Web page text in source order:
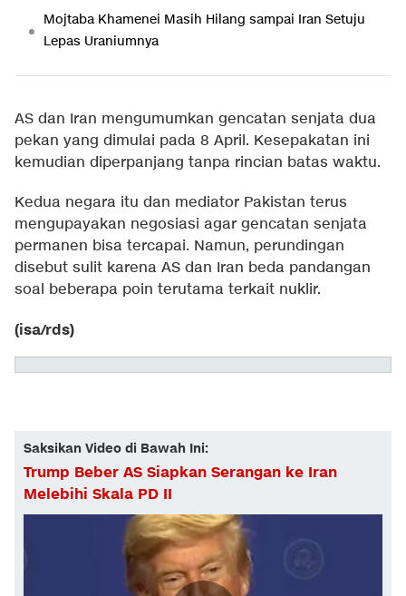
Mojtaba Khamenei Masih Hilang sampai Iran Setuju
Lepas Uraniumnya
AS dan Iran mengumumkan gencatan senjata dua
pekan yang dimulai pada 8 April. Kesepakatan ini
kemudian diperpanjang tanpa rincian batas waktu.
Kedua negara itu dan mediator Pakistan terus
mengupayakan negosiasi agar gencatan senjata
permanen bisa tercapai. Namun, perundingan
disebut sulit karena AS dan Iran beda pandangan
soal beberapa poin terutama terkait nuklir.
(isa/rds)
Saksikan Video di Bawah Ini:
Trump Beber AS Siapkan Serangan ke Iran
Melebihi Skala PD II